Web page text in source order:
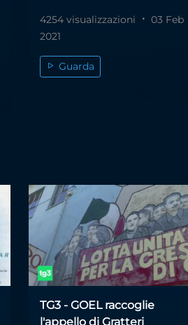
4254 visualizzazioni
03 Feb
2021
Guarda
TG3 - GOEL raccoglie
l'appello di Gratteri